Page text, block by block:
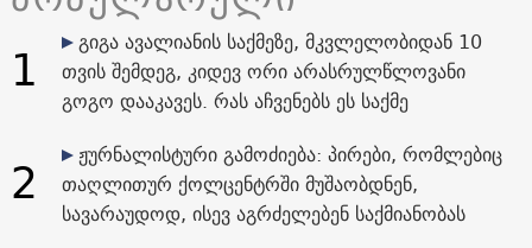
1
გიგა ავალიანის საქმეზე, მკვლელობიდან 10
თვის შემდეგ, კიდევ ორი არასრულწლოვანი
გოგო დააკავეს. რას აჩვენებს ეს საქმე
2
ჟურნალისტური გამოძიება: პირები, რომლებიც
თაღლითურ ქოლცენტრში მუშაობდნენ,
სავარაუდოდ, ისევ აგრძელებენ საქმიანობას